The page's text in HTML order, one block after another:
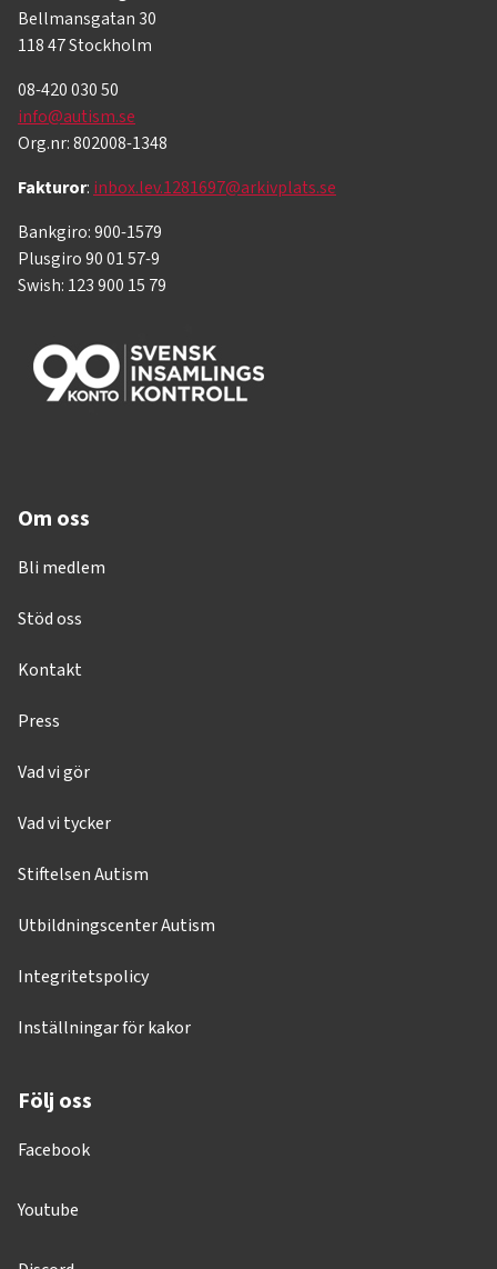
Bellmansgatan 30
118 47 Stockholm
08-420 030 50
info@autism.se
Org.nr: 802008-1348
Fakturor: inbox.lev.1281697@arkivplats.se
Bankgiro: 900-1579
Plusgiro 90 01 57-9
Swish: 123 900 15 79
Om oss
Bli medlem
Stöd oss
Kontakt
Press
Vad vi gör
Vad vi tycker
Stiftelsen Autism
Utbildningscenter Autism
Integritetspolicy
Inställningar för kakor
Följ oss
Facebook
Youtube